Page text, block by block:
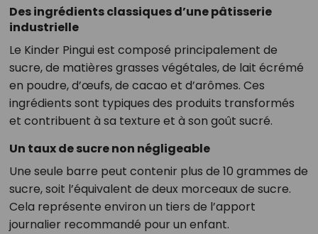
Des ingrédients classiques d’une pâtisserie
industrielle
Le Kinder Pingui est composé principalement de
sucre, de matières grasses végétales, de lait écrémé
en poudre, d’œufs, de cacao et d’arômes. Ces
ingrédients sont typiques des produits transformés
et contribuent à sa texture et à son goût sucré.
Un taux de sucre non négligeable
Une seule barre peut contenir plus de 10 grammes de
sucre, soit l’équivalent de deux morceaux de sucre.
Cela représente environ un tiers de l’apport
journalier recommandé pour un enfant.